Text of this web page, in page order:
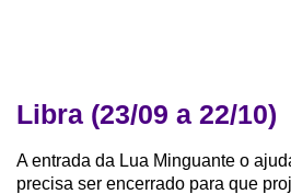
Libra (23/09 a 22/10)
A entrada da Lua Minguante o
precisa ser encerrado para que